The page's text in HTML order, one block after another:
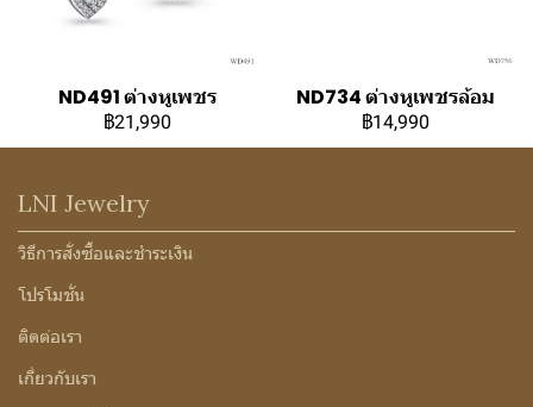
ND491 ต่างหูเพชร
฿21,990
ND734 ต่างหูเพชรล้อม
฿14,990
LNI Jewelry
วิธีการสั่งซื้อและชำระเงิน
โปรโมชั่น
ติดต่อเรา
เกี่ยวกับเรา